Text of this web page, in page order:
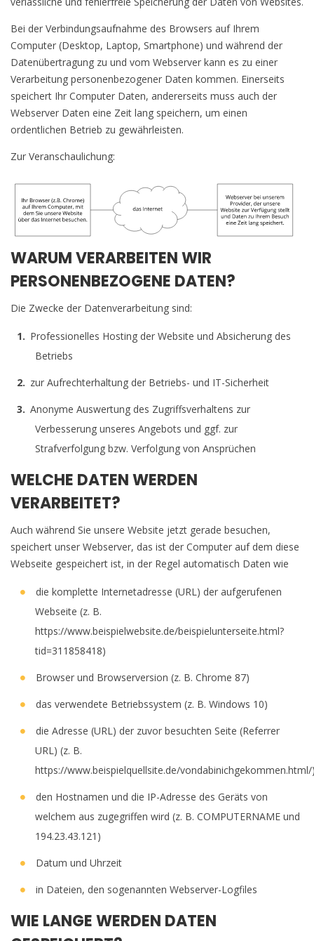
Bei der Verbindungsaufnahme des Browsers auf Ihrem
Computer (Desktop, Laptop, Smartphone) und während der
Datenübertragung zu und vom Webserver kann es zu einer
Verarbeitung personenbezogener Daten kommen. Einerseits
speichert Ihr Computer Daten, andererseits muss auch der
Webserver Daten eine Zeit lang speichern, um einen
ordentlichen Betrieb zu gewährleisten.
Zur Veranschaulichung:
WARUM VERARBEITEN WIR
PERSONENBEZOGENE DATEN?
Die Zwecke der Datenverarbeitung sind:
Professionelles Hosting der Website und Absicherung des
Betriebs
zur Aufrechterhaltung der Betriebs- und IT-Sicherheit
Anonyme Auswertung des Zugriffsverhaltens zur
Verbesserung unseres Angebots und ggf. zur
Strafverfolgung bzw. Verfolgung von Ansprüchen
WELCHE DATEN WERDEN
VERARBEITET?
Auch während Sie unsere Website jetzt gerade besuchen,
speichert unser Webserver, das ist der Computer auf dem diese
Webseite gespeichert ist, in der Regel automatisch Daten wie
die komplette Internetadresse (URL) der aufgerufenen
Webseite (z. B.
https://www.beispielwebsite.de/beispielunterseite.html?
tid=311858418)
Browser und Browserversion (z. B. Chrome 87)
das verwendete Betriebssystem (z. B. Windows 10)
die Adresse (URL) der zuvor besuchten Seite (Referrer
URL) (z. B.
https://www.beispielquellsite.de/
den Hostnamen und die IP-Adresse des Geräts von
welchem aus zugegriffen wird (z. B. COMPUTERNAME und
194.23.43.121)
Datum und Uhrzeit
in Dateien, den sogenannten Webserver-Logfiles
WIE LANGE WERDEN DATEN